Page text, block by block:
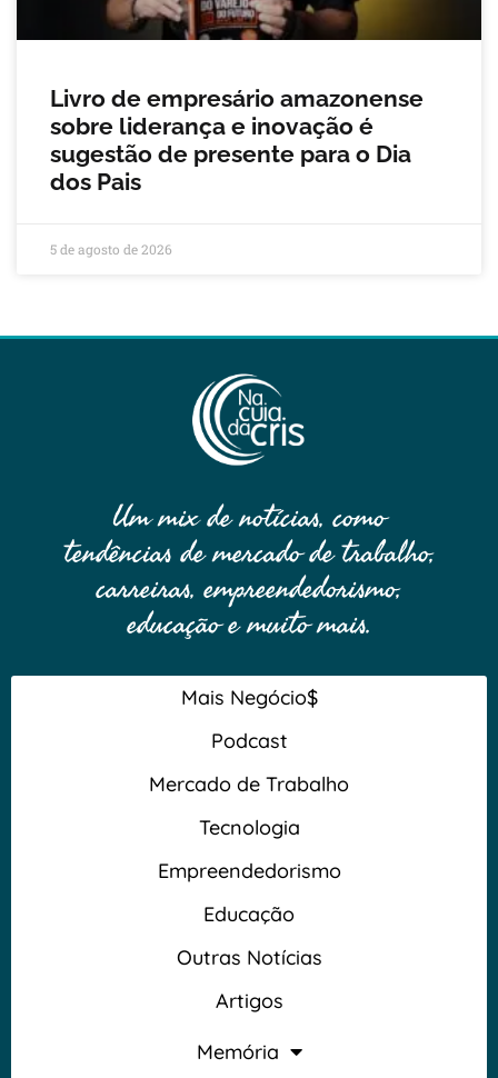
Livro de empresário amazonense
sobre liderança e inovação é
sugestão de presente para o Dia
dos Pais
5 de agosto de 2026
Um mix de notícias, como
tendências de mercado de trabalho,
carreiras, empreendedorismo,
educação e muito mais.
Mais Negócio$
Podcast
Mercado de Trabalho
Tecnologia
Empreendedorismo
Educação
Outras Notícias
Artigos
Memória